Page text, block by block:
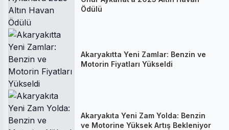
Ödülü
Akaryakıtta Yeni Zamlar: Benzin ve
Motorin Fiyatları Yükseldi
Akaryakıta Yeni Zam Yolda: Benzin
ve Motorine Yüksek Artış Bekleniyor